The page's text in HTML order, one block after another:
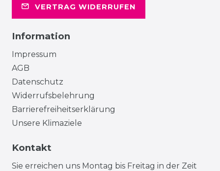
VERTRAG WIDERRUFEN
Information
Impressum
AGB
Datenschutz
Widerrufsbelehrung
Barrierefreiheitserklärung
Unsere Klimaziele
Kontakt
Sie erreichen uns Montag bis Freitag in der Zeit